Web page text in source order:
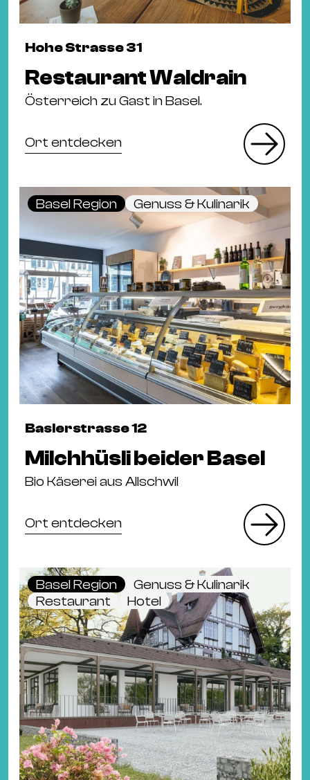
Hohe Strasse 31
Restaurant Waldrain
Österreich zu Gast in Basel.
Ort entdecken
Basel Region Genuss & Kulinarik
Baslerstrasse 12
Milchhüsli beider Basel
Bio Käserei aus Allschwil
Ort entdecken
Basel Region
Genuss & Kulinarik
Restaurant
Hotel